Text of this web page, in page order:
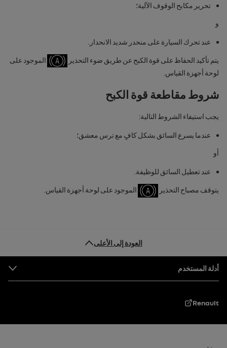
تحرير مكابح الوقوف الآلية؛
و
عند تحرك السيارة على منحدر شديد الانحدار.
يتم تأكيد الحفاظ على قوة الكبح عن طريق ضوء التحذير
الموجود على
لوحة أجهزة القياس.
شروط مقاطعة قوة الكبح
يجب استيفاء الشروط التالية:
عندما يسرع السائق بشكل كافٍ مع ترس معشق؛
أو
عند تعطيل السائق للوظيفة.
يتوقف مصباح التحذير الموجود على لوحة أجهزة القياس.
العودة إلى الأعلى
التذييل
أدلة المستخدم
Renault